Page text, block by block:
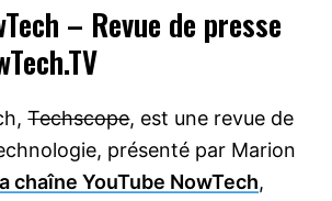
– Revue de presse
Techscope, est une revue de
présenté par Marion
chaîne YouTube NowTech,